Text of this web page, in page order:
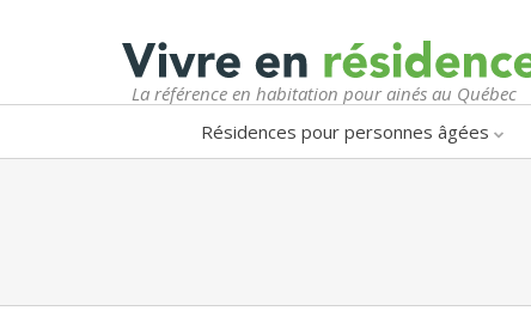
La référence en habitation pour ainés au Québec
Résidences pour personnes âgées